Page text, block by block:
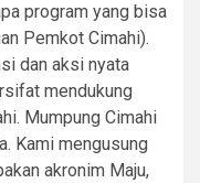
program yang bisa
Pemkot Cimahi).
dan aksi nyata
mendukung
Mumpung Cimahi
Kami mengusung
akronim Maju,